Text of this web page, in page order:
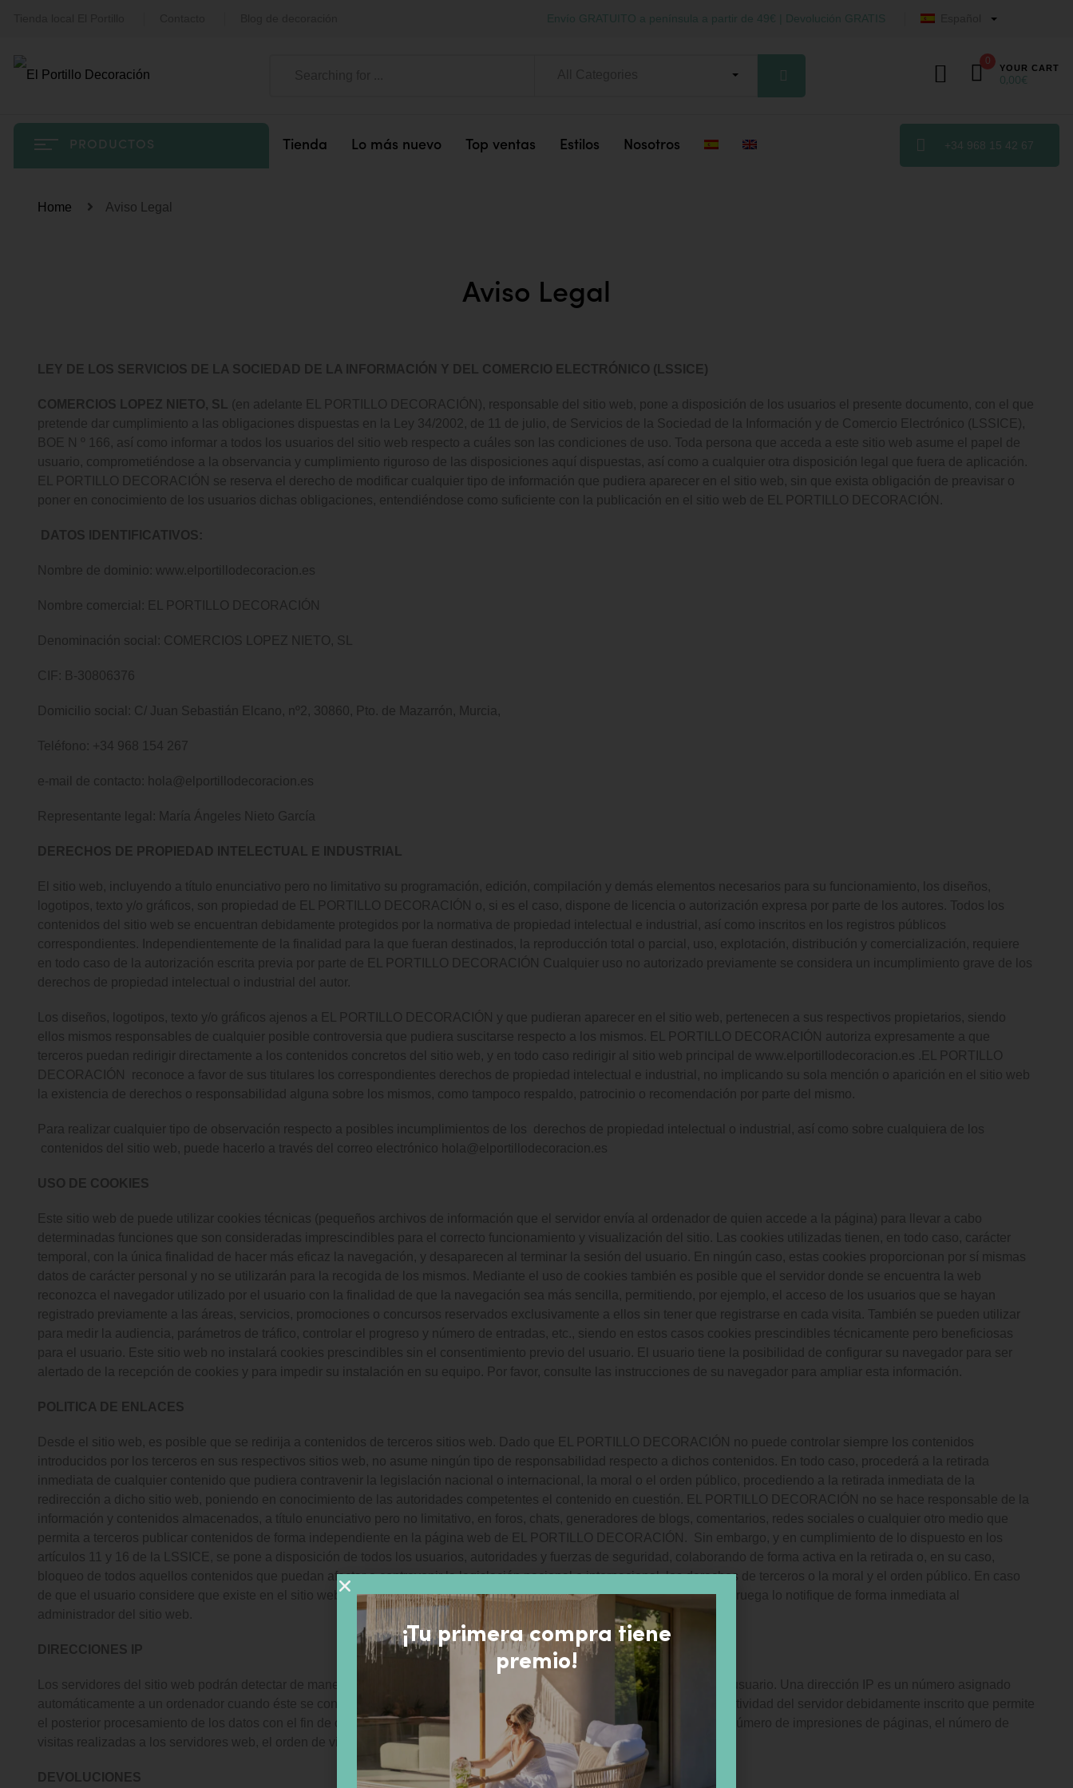
Envío GRATUITO a península a partir de 49€ | Devolución GRATIS
0
YOUR CART
0,00€
PRODUCTOS Tienda Lo más nuevo Top ventas Estilos Nosotros +34 968 15 42 67
Home Aviso Legal
Aviso Legal
LEY DE LOS SERVICIOS DE LA SOCIEDAD DE LA INFORMACIÓN Y DEL COMERCIO ELECTRÓNICO (LSSICE)
COMERCIOS LOPEZ NIETO, SL
(en adelante EL PORTILLO DECORACIÓN), responsable del sitio web, pone a disposición de los usuarios el presente documento, con el que
pretende dar cumplimiento a las obligaciones dispuestas en la Ley 34/2002, de 11 de julio, de Servicios de la Sociedad de la Información y de Comercio Electrónico (LSSICE),
BOE N º 166, así como informar a todos los usuarios del sitio web respecto a cuáles son las condiciones de uso. Toda persona que acceda a este sitio web asume el papel de
usuario, comprometiéndose a la observancia y cumplimiento riguroso de las disposiciones aquí dispuestas, así como a cualquier otra disposición legal que fuera de aplicación.
EL PORTILLO DECORACIÓN se reserva el derecho de modificar cualquier tipo de información que pudiera aparecer en el sitio web, sin que exista obligación de preavisar o
poner en conocimiento de los usuarios dichas obligaciones, entendiéndose como suficiente con la publicación en el sitio web de EL PORTILLO DECORACIÓN.
DATOS IDENTIFICATIVOS:
Nombre de dominio: www.elportillodecoracion.es
Nombre comercial: EL PORTILLO DECORACIÓN
Denominación social: COMERCIOS LOPEZ NIETO, SL
CIF: B-30806376
Domicilio social: C/ Juan Sebastián Elcano, nº2, 30860, Pto. de Mazarrón, Murcia,
Teléfono: +34 968 154 267
e-mail de contacto: hola@elportillodecoracion.es
Representante legal: María Ángeles Nieto García
DERECHOS DE PROPIEDAD INTELECTUAL E INDUSTRIAL
El sitio web, incluyendo a título enunciativo pero no limitativo su programación, edición, compilación y demás elementos necesarios para su funcionamiento, los diseños,
logotipos, texto y/o gráficos, son propiedad de EL PORTILLO DECORACIÓN o, si es el caso, dispone de licencia o autorización expresa por parte de los autores. Todos los
contenidos del sitio web se encuentran debidamente protegidos por la normativa de propiedad intelectual e industrial, así como inscritos en los registros públicos
correspondientes. Independientemente de la finalidad para la que fueran destinados, la reproducción total o parcial, uso, explotación, distribución y comercialización, requiere
en todo caso de la autorización escrita previa por parte de EL PORTILLO DECORACIÓN Cualquier uso no autorizado previamente se considera un incumplimiento grave de los
derechos de propiedad intelectual o industrial del autor.
Los diseños, logotipos, texto y/o gráficos ajenos a EL PORTILLO DECORACIÓN y que pudieran aparecer en el sitio web, pertenecen a sus respectivos propietarios, siendo
ellos mismos responsables de cualquier posible controversia que pudiera suscitarse respecto a los mismos. EL PORTILLO DECORACIÓN autoriza expresamente a que
terceros puedan redirigir directamente a los contenidos concretos del sitio web, y en todo caso redirigir al sitio web principal de www.elportillodecoracion.es .EL PORTILLO
DECORACIÓN reconoce a favor de sus titulares los correspondientes derechos de propiedad intelectual e industrial, no implicando su sola mención o aparición en el sitio web
la existencia de derechos o responsabilidad alguna sobre los mismos, como tampoco respaldo, patrocinio o recomendación por parte del mismo.
Para realizar cualquier tipo de observación respecto a posibles incumplimientos de los derechos de propiedad intelectual o industrial, así como sobre cualquiera de los
contenidos del sitio web, puede hacerlo a través del correo electrónico hola@elportillodecoracion.es
USO DE COOKIES
Este sitio web de puede utilizar cookies técnicas (pequeños archivos de información que el servidor envía al ordenador de quien accede a la página) para llevar a cabo
determinadas funciones que son consideradas imprescindibles para el correcto funcionamiento y visualización del sitio. Las cookies utilizadas tienen, en todo caso, carácter
temporal, con la única finalidad de hacer más eficaz la navegación, y desaparecen al terminar la sesión del usuario. En ningún caso, estas cookies proporcionan por sí mismas
datos de carácter personal y no se utilizarán para la recogida de los mismos. Mediante el uso de cookies también es posible que el servidor donde se encuentra la web
reconozca el navegador utilizado por el usuario con la finalidad de que la navegación sea más sencilla, permitiendo, por ejemplo, el acceso de los usuarios que se hayan
registrado previamente a las áreas, servicios, promociones o concursos reservados exclusivamente a ellos sin tener que registrarse en cada visita. También se pueden utilizar
para medir la audiencia, parámetros de tráfico, controlar el progreso y número de entradas, etc., siendo en estos casos cookies prescindibles técnicamente pero beneficiosas
para el usuario. Este sitio web no instalará cookies prescindibles sin el consentimiento previo del usuario. El usuario tiene la posibilidad de configurar su navegador para ser
alertado de la recepción de cookies y para impedir su instalación en su equipo. Por favor, consulte las instrucciones de su navegador para ampliar esta información.
POLITICA DE ENLACES
Desde el sitio web, es posible que se redirija a contenidos de terceros sitios web. Dado que EL PORTILLO DECORACIÓN no puede controlar siempre los contenidos
introducidos por los terceros en sus respectivos sitios web, no asume ningún tipo de responsabilidad respecto a dichos contenidos. En todo caso, procederá a la retirada
inmediata de cualquier contenido que pudiera contravenir la legislación nacional o internacional, la moral o el orden público, procediendo a la retirada inmediata de la
redirección a dicho sitio web, poniendo en conocimiento de las autoridades competentes el contenido en cuestión. EL PORTILLO DECORACIÓN no se hace responsable de la
información y contenidos almacenados, a título enunciativo pero no limitativo, en foros, chats, generadores de blogs, comentarios, redes sociales o cualquier otro medio que
permita a terceros publicar contenidos de forma independiente en la página web de EL PORTILLO DECORACIÓN. Sin embargo, y en cumplimiento de lo dispuesto en los
artículos 11 y 16 de la LSSICE, se pone a disposición de todos los usuarios, autoridades y fuerzas de seguridad, colaborando de forma activa en la retirada o, en su caso,
bloqueo de todos aquellos contenidos que puedan afectar o contravenir la legislación nacional o internacional, los derechos de terceros o la moral y el orden público. En caso
de que el usuario considere que existe en el sitio web algún contenido que pudiera ser susceptible de esta clasificación, se ruega lo notifique de forma inmediata al
administrador del sitio web.
DIRECCIONES IP
Los servidores del sitio web podrán detectar de manera automática la dirección IP y el nombre de dominio utilizados por el usuario. Una dirección IP es un número asignado
automáticamente a un ordenador cuando éste se conecta a Internet. Toda esta información es registrada en un fichero de actividad del servidor debidamente inscrito que permite
el posterior procesamiento de los datos con el fin de obtener mediciones únicamente estadísticas que permitan conocer el número de impresiones de páginas, el número de
visitas realizadas a los servidores web, el orden de visitas, el punto de acceso, etc.
DEVOLUCIONES
¡Tu primera compra tiene
premio!